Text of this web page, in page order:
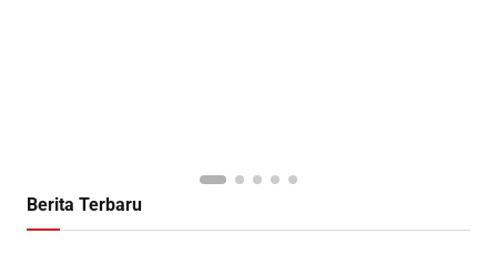
Berita Terbaru